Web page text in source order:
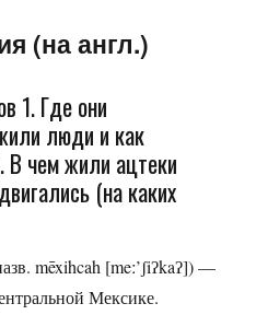
(на англ.)
1. Где они
люди и как
В чем жили ацтеки
(на каких
mēxihcah [meː’ʃiʔkaʔ]) —
Мексике.